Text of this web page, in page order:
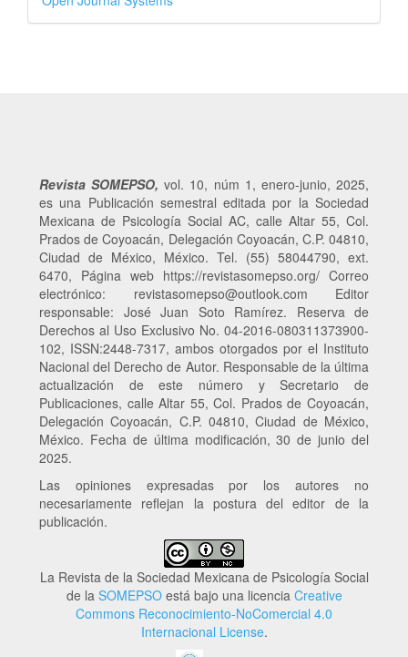
Revista SOMEPSO, vol. 10, núm 1, enero-junio, 2025,
es una Publicación semestral editada por la Sociedad
Mexicana de Psicología Social AC, calle Altar 55, Col.
Prados de Coyoacán, Delegación Coyoacán, C.P. 04810,
Ciudad de México, México. Tel. (55) 58044790, ext.
6470, Página web https://revistasomepso.org/ Correo
electrónico: revistasomepso@outlook.com Editor
responsable: José Juan Soto Ramírez. Reserva de
Derechos al Uso Exclusivo No. 04-2016-080311373900-
102, ISSN:2448-7317, ambos otorgados por el Instituto
Nacional del Derecho de Autor. Responsable de la última
actualización de este número y Secretario de
Publicaciones, calle Altar 55, Col. Prados de Coyoacán,
Delegación Coyoacán, C.P. 04810, Ciudad de México,
México. Fecha de última modificación, 30 de junio del
2025.
Las opiniones expresadas por los autores no
necesariamente reflejan la postura del editor de la
publicación.
La Revista de la Sociedad Mexicana de Psicología Social
de la SOMEPSOestá bajo una licencia Creative
Commons Reconocimiento-NoComercial 4.0
Internacional License.